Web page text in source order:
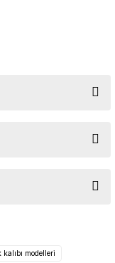
formunu kullanarak
modelleri